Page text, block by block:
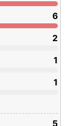
6
2
1
1
5